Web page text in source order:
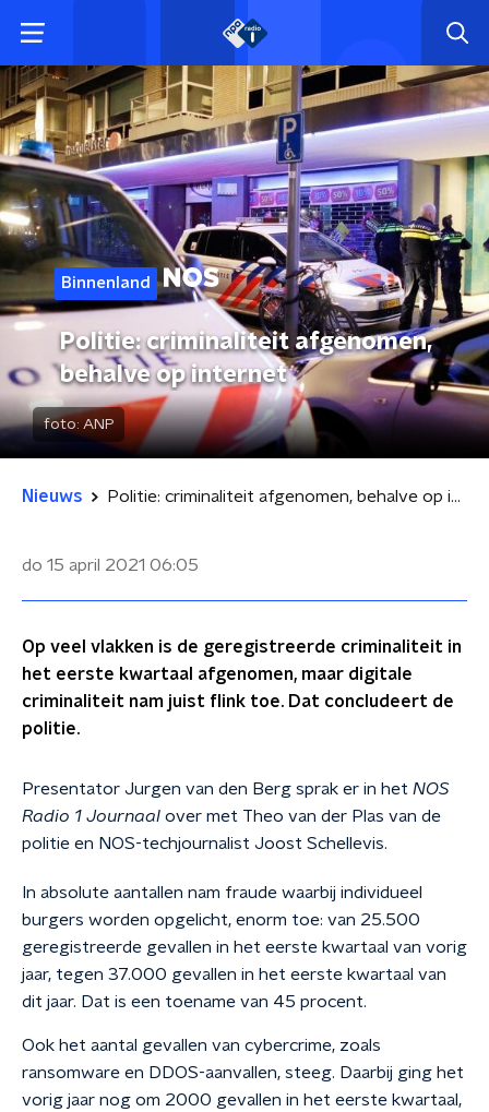
Binnenland
Politie: criminaliteit afgenomen,
behalve op internet
foto: ANP
Nieuws Politie: criminaliteit afgenomen, behalve op internet
do 15 april 2021 06:05
Op veel vlakken is de geregistreerde criminaliteit in
het eerste kwartaal afgenomen, maar digitale
criminaliteit nam juist flink toe. Dat concludeert de
politie.
Presentator Jurgen van den Berg sprak er in het NOS
Radio 1 Journaal over met Theo van der Plas van de
politie en NOS-techjournalist Joost Schellevis.
In absolute aantallen nam fraude waarbij individueel
burgers worden opgelicht, enorm toe: van 25.500
geregistreerde gevallen in het eerste kwartaal van vorig
jaar, tegen 37.000 gevallen in het eerste kwartaal van
dit jaar. Dat is een toename van 45 procent.
Ook het aantal gevallen van cybercrime, zoals
ransomware en DDOS-aanvallen, steeg. Daarbij ging het
vorig jaar nog om 2000 gevallen in het eerste kwartaal,